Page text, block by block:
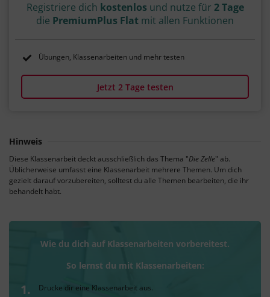
Registriere dich kostenlos und nutze für 2 Tage
die PremiumPlus Flat mit allen Funktionen
Übungen, Klassenarbeiten und mehr testen
Jetzt 2 Tage testen
Hinweis
Diese Klassenarbeit deckt ausschließlich das Thema "Die Zelle" ab.
Üblicherweise umfasst eine Klassenarbeit mehrere Themen. Um dich
gezielt darauf vorzubereiten, solltest du alle Themen bearbeiten, die ihr
behandelt habt.
Wie du dich auf Klassenarbeiten vorbereitest.
So lernst du mit Klassenarbeiten:
Drucke dir eine Klassenarbeit aus.